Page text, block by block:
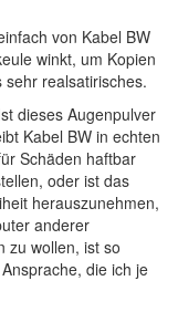
von Kabel BW
winkt, um Kopien
realsatirisches.
dieses Augenpulver
Kabel BW in echten
Schäden haftbar
oder ist das
herauszunehmen,
anderer
zu wollen, ist so
die ich je